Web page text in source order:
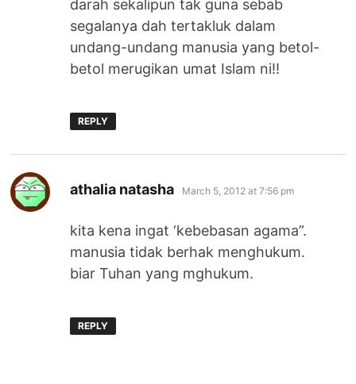
darah sekalipun tak guna sebab
segalanya dah tertakluk dalam
undang-undang manusia yang betol-
betol merugikan umat Islam ni!!
REPLY
athalia natasha says:
March 5, 2012 at 7:56 pm
kita kena ingat ‘kebebasan agama”.
manusia tidak berhak menghukum.
biar Tuhan yang mghukum.
REPLY